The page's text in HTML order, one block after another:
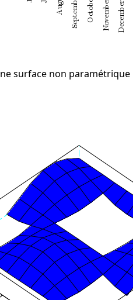
surface non paramétrique